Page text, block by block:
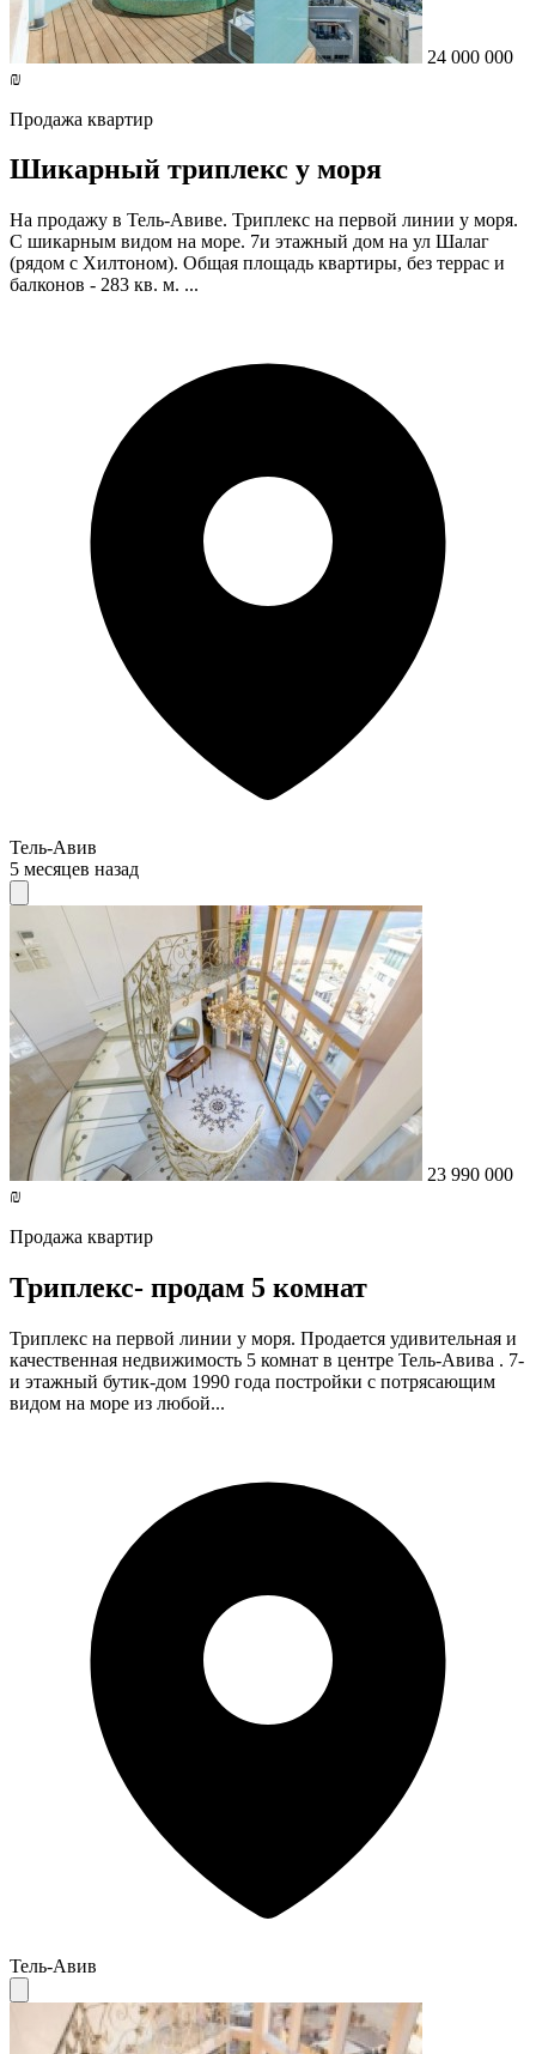
24 000 000
₪
Продажа квартир
Шикарный триплекс у моря
На продажу в Тель-Авиве. Триплекс на первой линии у моря.
С шикарным видом на море. 7и этажный дом на ул Шалаг
(рядом с Хилтоном). Общая площадь квартиры, без террас и
балконов - 283 кв. м. ...
Тель-Авив
5 месяцев назад
23 990 000
₪
Продажа квартир
Триплекс- продам 5 комнат
Триплекс на первой линии у моря. Продается удивительная и
качественная недвижимость 5 комнат в центре Тель-Авива . 7-
и этажный бутик-дом 1990 года постройки с потрясающим
видом на море из любой...
Тель-Авив